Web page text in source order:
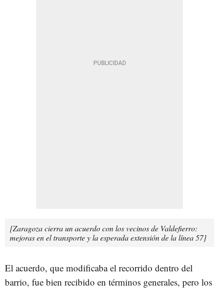
[Zaragoza cierra un acuerdo con los vecinos de Valdefierro:
mejoras en el transporte y la esperada extensión de la línea 57]
El acuerdo, que modificaba el recorrido dentro del
barrio, fue bien recibido en términos generales, pero los